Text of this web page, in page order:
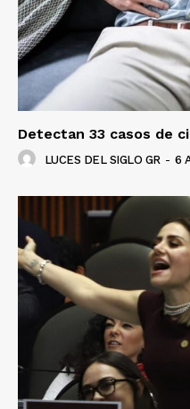
Detectan 33 casos de
LUCES DEL SIGLO GR - 6